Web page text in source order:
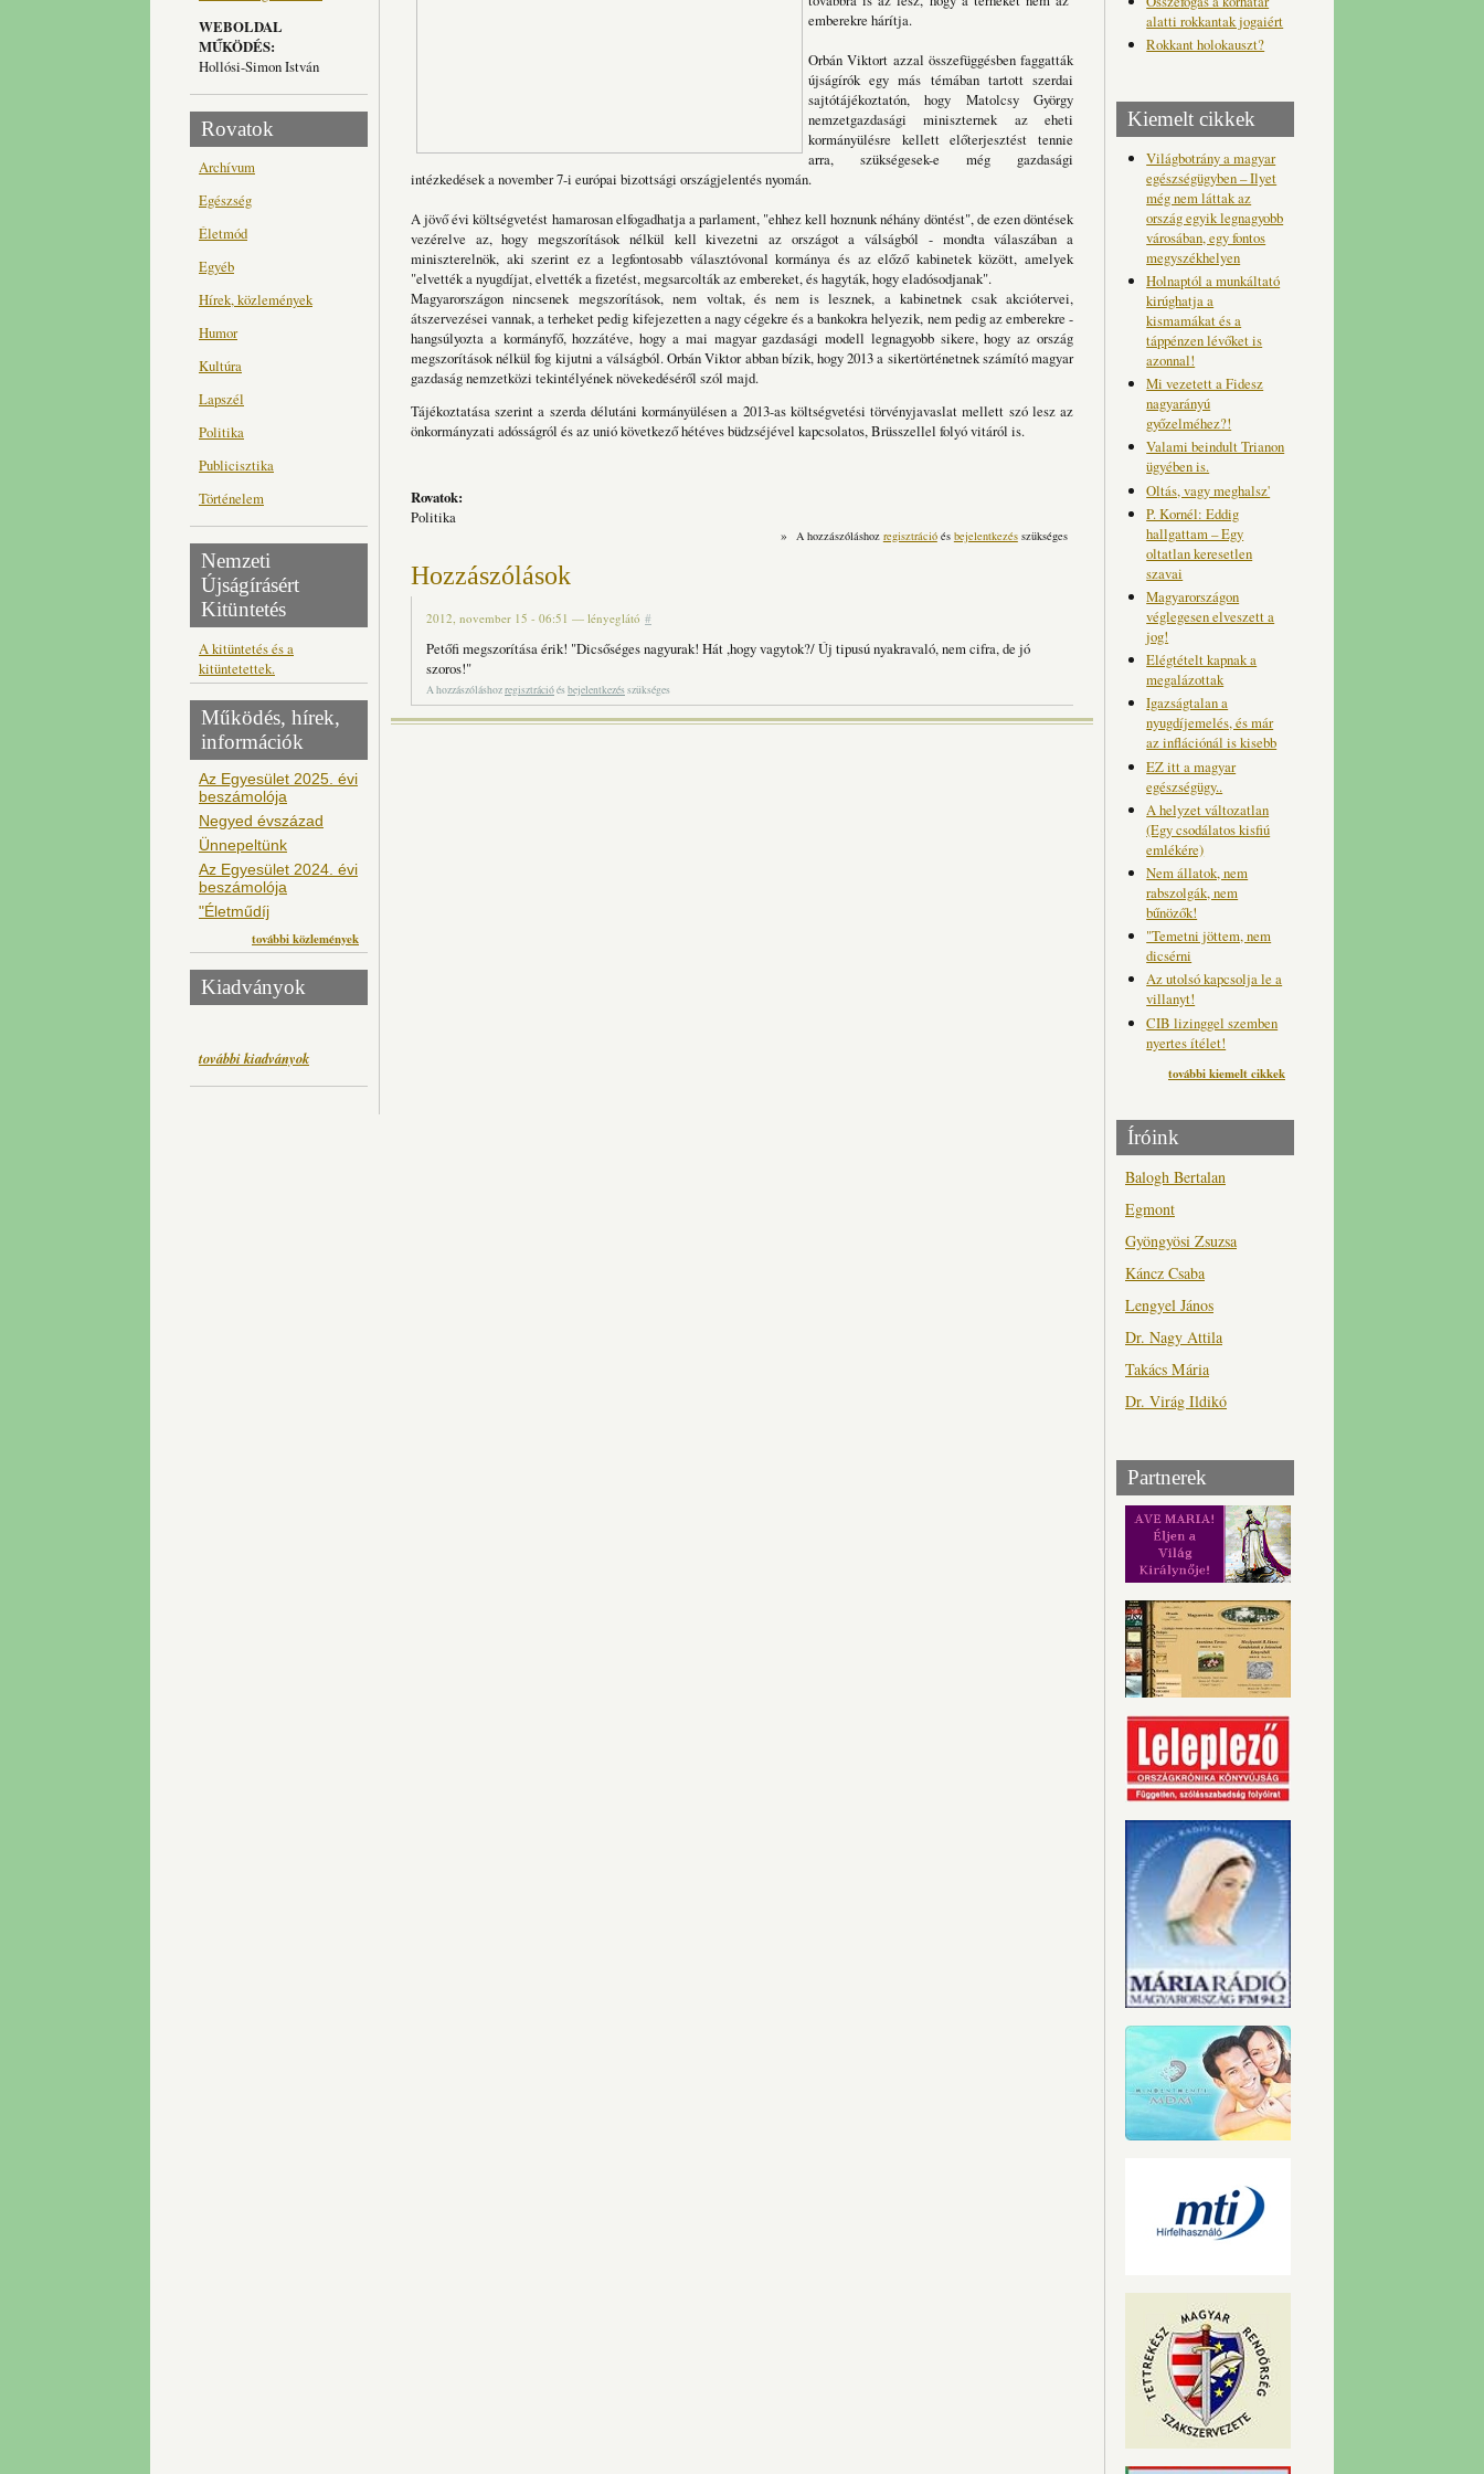
WEBOLDAL
MŰKÖDÉS:
Hollósi-Simon István
Rovatok
Archívum
Egészség
Életmód
Egyéb
Hírek, közlemények
Humor
Kultúra
Lapszél
Politika
Publicisztika
Történelem
Nemzeti
Újságírásért
Kitüntetés
A kitüntetés és a
kitüntetettek.
Működés, hírek,
információk
Az Egyesület 2025. évi
beszámolója
Negyed évszázad
Ünnepeltünk
Az Egyesület 2024. évi
beszámolója
"Életműdíj
további közlemények
Kiadványok
további kiadványok
emberekre hárítja.
Orbán Viktort azzal összefüggésben faggatták
újságírók egy más témában tartott szerdai
sajtótájékoztatón, hogy Matolcsy György
nemzetgazdasági miniszternek az eheti
kormányülésre kellett előterjesztést tennie
arra, szükségesek-e még gazdasági
intézkedések a november 7-i európai bizottsági országjelentés nyomán.
A jövő évi költségvetést hamarosan elfogadhatja a parlament, "ehhez kell hoznunk néhány döntést", de ezen döntések
vezérelve az, hogy megszorítások nélkül kell kivezetni az országot a válságból - mondta válaszában a
miniszterelnök, aki szerint ez a legfontosabb választóvonal kormánya és az előző kabinetek között, amelyek
"elvették a nyugdíjat, elvették a fizetést, megsarcolták az embereket, és hagyták, hogy eladósodjanak".
Magyarországon nincsenek megszorítások, nem voltak, és nem is lesznek, a kabinetnek csak akciótervei,
átszervezései vannak, a terheket pedig kifejezetten a nagy cégekre és a bankokra helyezik, nem pedig az emberekre -
hangsúlyozta a kormányfő, hozzátéve, hogy a mai magyar gazdasági modell legnagyobb sikere, hogy az ország
megszorítások nélkül fog kijutni a válságból. Orbán Viktor abban bízik, hogy 2013 a sikertörténetnek számító magyar
gazdaság nemzetközi tekintélyének növekedéséről szól majd.
Tájékoztatása szerint a szerda délutáni kormányülésen a 2013-as költségvetési törvényjavaslat mellett szó lesz az
önkormányzati adósságról és az unió következő hétéves büdzséjével kapcsolatos, Brüsszellel folyó vitáról is.
Rovatok:
Politika
» A hozzászóláshoz regisztrációés bejelentkezésszükséges
Hozzászólások
2012, november 15 - 06:51 — lényeglátó #
Petőfi megszorítása érik! "Dicsőséges nagyurak! Hát ,hogy vagytok?/ Új tipusú nyakravaló, nem cifra, de jó
szoros!"
A hozzászóláshozregisztrációésbejelentkezésszükséges
alatti rokkantak jogaiért
Rokkant holokauszt?
Kiemelt cikkek
Világbotrány a magyar
egészségügyben – Ilyet
még nem láttak az
ország egyik legnagyobb
városában, egy fontos
megyszékhelyen
Holnaptól a munkáltató
kirúghatja a
kismamákat és a
táppénzen lévőket is
azonnal!
Mi vezetett a Fidesz
nagyarányú
győzelméhez?!
Valami beindult Trianon
ügyében is.
Oltás, vagy meghalsz'
P. Kornél: Eddig
hallgattam – Egy
oltatlan keresetlen
szavai
Magyarországon
véglegesen elveszett a
jog!
Elégtételt kapnak a
megalázottak
Igazságtalan a
nyugdíjemelés, és már
az inflációnál is kisebb
EZ itt a magyar
egészségügy..
A helyzet változatlan
(Egy csodálatos kisfiú
emlékére)
Nem állatok, nem
rabszolgák, nem
bűnözők!
"Temetni jöttem, nem
dicsérni
Az utolsó kapcsolja le a
villanyt!
CIB lizinggel szemben
nyertes ítélet!
további kiemelt cikkek
Íróink
Balogh Bertalan
Egmont
Gyöngyösi Zsuzsa
Káncz Csaba
Lengyel János
Dr. Nagy Attila
Takács Mária
Dr. Virág Ildikó
Partnerek